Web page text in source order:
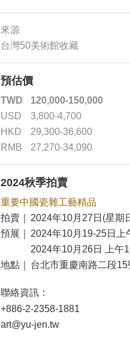
來源
台灣50美術館收藏
預估價
TWD
120,000-150,000
USD
3,800-4,700
HKD
29,300-36,600
RMB
27,270-34,090
2024秋季拍賣
重要中國瓷雜工藝精品
拍賣｜
2024年10月27日(星期
預展｜
2024年10月19-25日上
2024年10月26日 上午
地點｜
台北市重慶南路二段
聯絡資訊：
+886-2-2358-1881
art@yu-jen.tw